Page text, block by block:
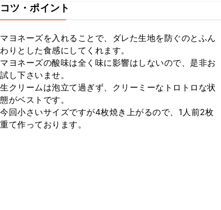
コツ・ポイント
マヨネーズを入れることで、ダレた生地を防ぐのとふん
わりとした食感にしてくれます。
マヨネーズの酸味は全く味に影響はしないので、是非お
試し下さいませ。
生クリームは泡立て過ぎず、クリーミーなトロトロな状
態がベストです。
今回小さいサイズですが4枚焼き上がるので、1人前2枚
重て作っております。